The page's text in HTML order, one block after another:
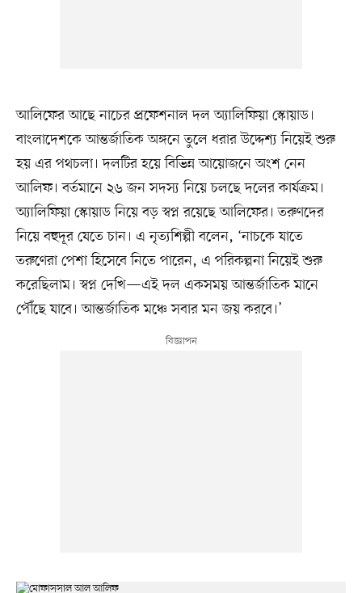
আলিফের আছে নাচের প্রফেশনাল দল অ্যালিফিয়া স্কোয়াড।
বাংলাদেশকে আন্তর্জাতিক অঙ্গনে তুলে ধরার উদ্দেশ্য নিয়েই শুরু
হয় এর পথচলা। দলটির হয়ে বিভিন্ন আয়োজনে অংশ নেন
আলিফ। বর্তমানে ২৬ জন সদস্য নিয়ে চলছে দলের কার্যক্রম।
অ্যালিফিয়া স্কোয়াড নিয়ে বড় স্বপ্ন রয়েছে আলিফের। তরুণদের
নিয়ে বহুদূর যেতে চান। এ নৃত্যশিল্পী বলেন, ‘নাচকে যাতে
তরুণেরা পেশা হিসেবে নিতে পারেন, এ পরিকল্পনা নিয়েই শুরু
করেছিলাম। স্বপ্ন দেখি—এই দল একসময় আন্তর্জাতিক মানে
পৌঁছে যাবে। আন্তর্জাতিক মঞ্চে সবার মন জয় করবে।’